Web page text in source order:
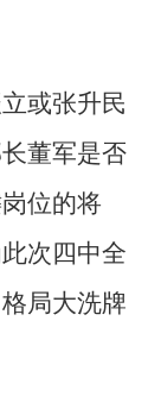
或张升民
董军是否
位的将
次四中全
局大洗牌